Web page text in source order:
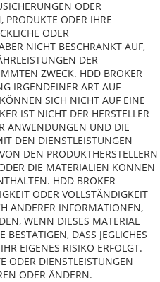
ODER
PRODUKTE ODER IHRE
ODER
NICHT BESCHRÄNKT AUF,
DER
ZWECK. HDD BROKER
IRGENDEINER ART AUF
SICH NICHT AUF EINE
IST NICHT DER HERSTELLER
ANWENDUNGEN UND DIE
DEN DIENSTLEISTUNGEN
DEN PRODUKTHERSTELLERN
DIE MATERIALIEN KÖNNEN
HDD BROKER
ODER VOLLSTÄNDIGKEIT
ANDERER INFORMATIONEN,
WENN DIESES MATERIAL
DASS JEGLICHES
EIGENES RISIKO ERFOLGT.
ODER DIENSTLEISTUNGEN
ODER ÄNDERN.